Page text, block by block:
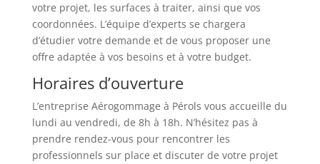
votre projet, les surfaces à traiter, ainsi que vos
coordonnées. L’équipe d’experts se chargera
d’étudier votre demande et de vous proposer une
offre adaptée à vos besoins et à votre budget.
Horaires d’ouverture
L’entreprise Aérogommage à Pérols vous accueille du
lundi au vendredi, de 8h à 18h. N’hésitez pas à
prendre rendez-vous pour rencontrer les
professionnels sur place et discuter de votre projet